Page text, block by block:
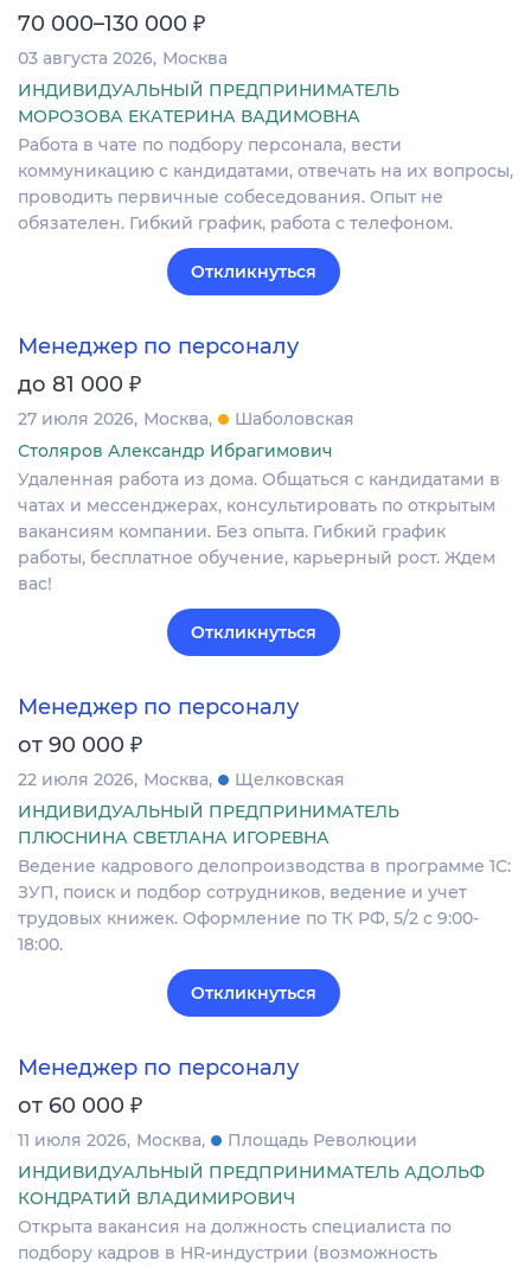
70 000–130 000 ₽
03 августа 2026 Москва
ИНДИВИДУАЛЬНЫЙ ПРЕДПРИНИМАТЕЛЬ
МОРОЗОВА ЕКАТЕРИНА ВАДИМОВНА
Работа в чате по подбору персонала, вести
коммуникацию с кандидатами, отвечать на их вопросы,
проводить первичные собеседования. Опыт не
обязателен. Гибкий график, работа с телефоном.
Откликнуться
Менеджер по персоналу
до 81 000 ₽
27 июля 2026 Москва
Шаболовская
Столяров Александр Ибрагимович
Удаленная работа из дома. Общаться с кандидатами в
чатах и мессенджерах, консультировать по открытым
вакансиям компании. Без опыта. Гибкий график
работы, бесплатное обучение, карьерный рост. Ждем
вас!
Откликнуться
Менеджер по персоналу
от 90 000 ₽
22 июля 2026 Москва
Щелковская
ИНДИВИДУАЛЬНЫЙ ПРЕДПРИНИМАТЕЛЬ
ПЛЮСНИНА СВЕТЛАНА ИГОРЕВНА
Ведение кадрового делопроизводства в программе 1С:
ЗУП, поиск и подбор сотрудников, ведение и учет
трудовых книжек. Оформление по ТК РФ, 5/2 с 9:00-
18:00.
Откликнуться
Менеджер по персоналу
от 60 000 ₽
11 июля 2026 Москва
Площадь Революции
ИНДИВИДУАЛЬНЫЙ ПРЕДПРИНИМАТЕЛЬ АДОЛЬФ
КОНДРАТИЙ ВЛАДИМИРОВИЧ
Открыта вакансия на должность специалиста по
подбору кадров в HR-индустрии (возможность